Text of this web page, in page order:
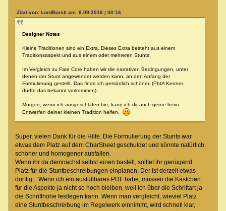
Zitat von: LordBorsti am 6.09.2016 | 00:16
Designer Notes
Kleine Traditionen sind ein Extra. Dieses Extra besteht aus einem
Traditionsaspekt und aus einem oder mehreren Stunts.
Im Vergleich zu Fate Core haben wir die narrativen Bedingungen, unter
denen der Stunt angewendet werden kann, an den Anfang der
Formulierung gestellt. Das finde ich persönlich schöner. (PbtA Kenner
dürfte das bekannt vorkommen).
Morgen, wenn ich ausgeschlafen bin, kann ich dir auch gerne beim
Entwerfen deiner kleinen Tradition helfen.
Super, vielen Dank für die Hilfe. Die Formulierung der Stunts war
etwas dem Platz auf dem CharSheet geschuldet und könnte natürlich
schöner und homogener ausfallen.
Wenn ihr da demnächst selbst einen bastelt, solltet ihr genügend
Platz für die Stuntbeschreibungen einplanen. Der ist derzeit etwas
dürftig... Wenn ich ein ausfüllbares PDF habe, müssen die Kästchen
für die Aspekte ja nicht so hoch bleiben, weil ich über die Schriftart ja
die Schrifthöhe festlegen kann. Wenn man vergleicht, wieviel Platz
eine Stuntbeschreibung im Regelwerk einnimmt, wird schnell klar,